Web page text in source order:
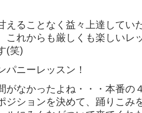
えることなく益々上達してい
これからも厳しくも楽しいレ
(笑)
パニーレッスン！
がなかったよね・・・本番の
ジションを決めて、踊りこみ